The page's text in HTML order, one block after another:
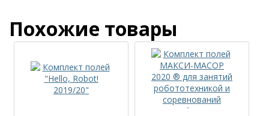
Похожие товары